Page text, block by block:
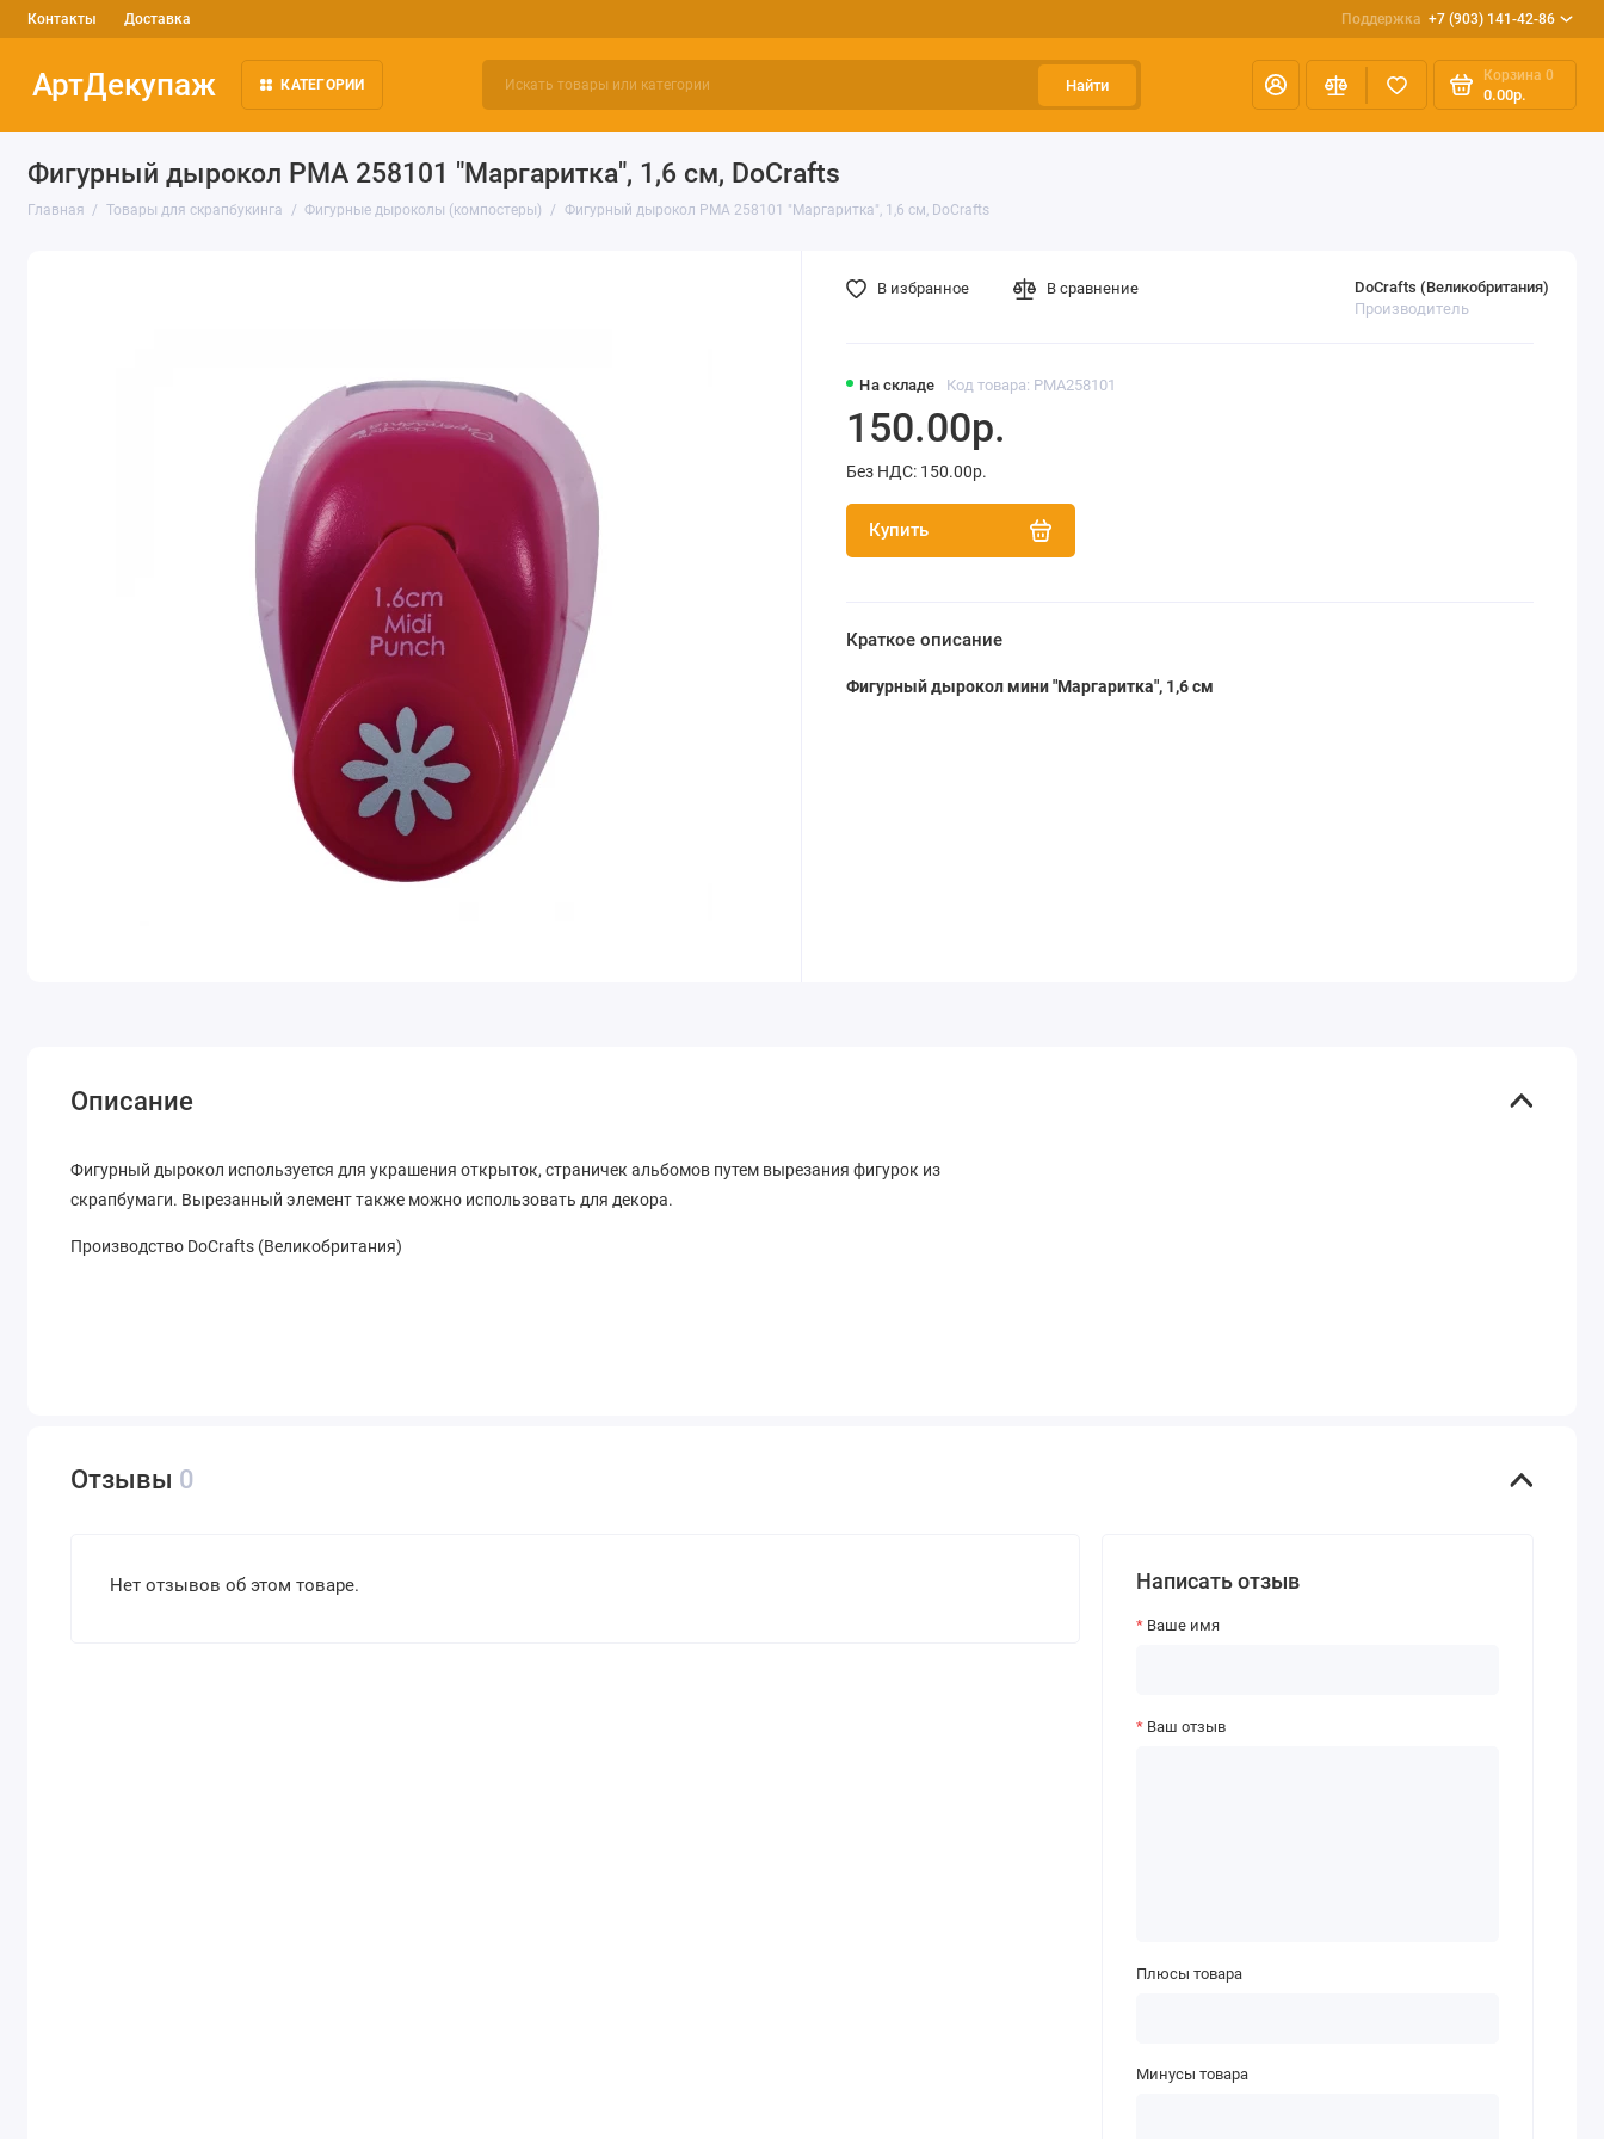
Контакты Доставка Поддержка +7 (903) 141-42-86
АртДекупаж КАТЕГОРИИ Найти
Корзина 0
0.00р.
Фигурный дырокол PMA 258101 "Маргаритка", 1,6 см, DoCrafts
Главная Товары для скрапбукинга Фигурные дыроколы (компостеры) Фигурный дырокол PMA 258101 "Маргаритка", 1,6 см, DoCrafts
На складе Код товара: PMA258101
DoСrafts (Великобритания)
Производитель
150.00р.
Без НДС: 150.00р.
Купить
В избранное В сравнение
Краткое описание
Фигурный дырокол мини "Маргаритка", 1,6 см
Описание
Фигурный дырокол используется для украшения открыток, страничек альбомов путем вырезания фигурок из
скрапбумаги. Вырезанный элемент также можно использовать для декора.
Производство DoCrafts (Великобритания)
Отзывы 0
Нет отзывов об этом товаре. Написать отзыв
Ваше имя
Ваш отзыв
Плюсы товара
Минусы товара